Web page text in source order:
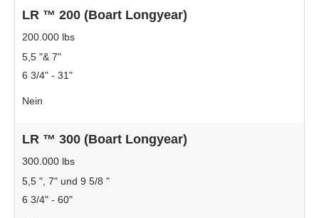
LR ™ 200 (Boart Longyear)
200.000 lbs
5,5 "& 7"
6 3/4" - 31"
Nein
LR ™ 300 (Boart Longyear)
300.000 lbs
5,5 ", 7" und 9 5/8 "
6 3/4" - 60"